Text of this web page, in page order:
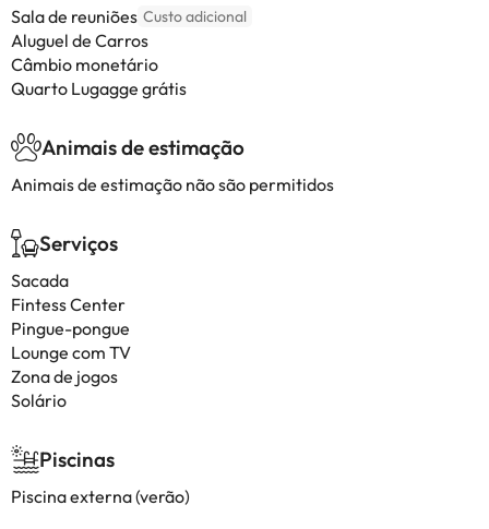
Sala de reuniões Custo adicional
Aluguel de Carros
Câmbio monetário
Quarto Lugagge grátis
Animais de estimação
Animais de estimação não são permitidos
Serviços
Sacada
Fintess Center
Pingue-pongue
Lounge com TV
Zona de jogos
Solário
Piscinas
Piscina externa (verão)